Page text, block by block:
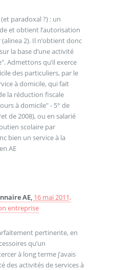
paradoxal ?) : un
et obtient l’autorisation
2). Il n’obtient donc
la base d’une activité
Admettons qu’il exerce
des particuliers, par le
à domicile, qui fait
la réduction fiscale
à domicile" - 5° de
de 2008), ou en salarié
scolaire par
bien un service à la
AE
AE, 16 mai 2011,
entreprise
pertinente, en
qu’un
à long terme j’avais
des activités de services à